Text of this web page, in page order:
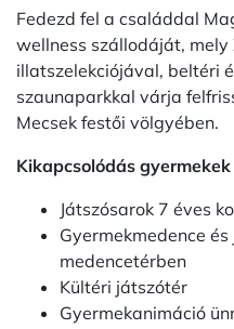
Fedezd fel a családdal
wellness szállodáját, mely
illatszelekciójával, beltéri
szaunaparkkal várja
Mecsek festői völgyében.
Kikapcsolódás gyermekek
Játszósarok 7 éves
Gyermekmedence
medencetérben
Kültéri játszótér
Gyermekanimáció